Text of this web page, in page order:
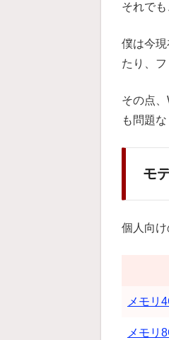
それで
僕は今
たり、
その点
も問題
モ
個人向け
メモリ
メモリ